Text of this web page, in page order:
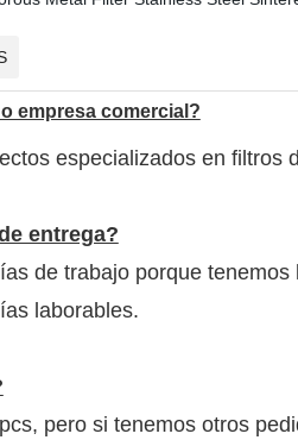
empresa comercial?
especializados en filtros
entrega?
de trabajo porque
laborables.
pero si tenemos otros